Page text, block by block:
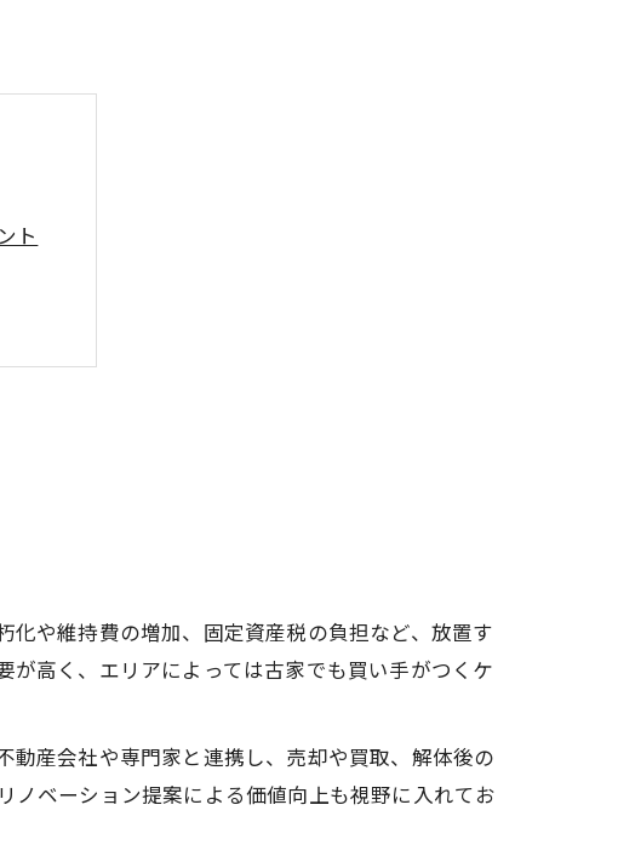
ト
や維持費の増加、固定資産税の負担など、放置す
高く、エリアによっては古家でも買い手がつくケ
産会社や専門家と連携し、売却や買取、解体後の
ベーション提案による価値向上も視野に入れてお